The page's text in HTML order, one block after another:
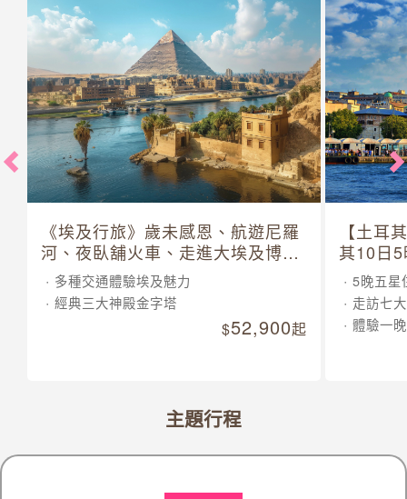
《埃及行旅》歲未感恩、航遊尼羅
河、夜臥舖火車、走進大埃及博物
館 10 日
多種交通體驗埃及魅力
經典三大神殿金字塔
52,900起
【土耳
其10日
5晚五星
走訪七
體驗一
主題行程